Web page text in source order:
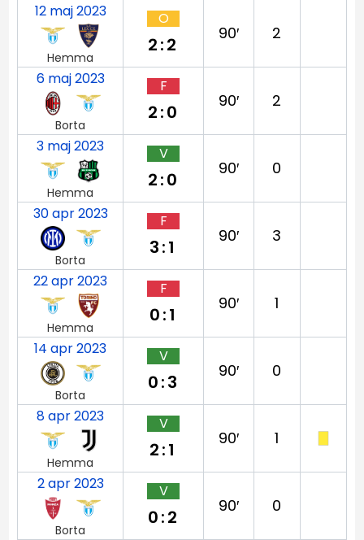
12 maj 2023
Hemma
O
2:2
90′ 2
6 maj 2023
Borta
F
2:0
90′ 2
3 maj 2023
Hemma
V
2:0
90′ 0
30 apr 2023
Borta
F
3:1
90′ 3
22 apr 2023
Hemma
F
0:1
90′ 1
14 apr 2023
Borta
V
0:3
90′ 0
8 apr 2023
Hemma
V
2:1
90′ 1
2 apr 2023
Borta
V
0:2
90′ 0